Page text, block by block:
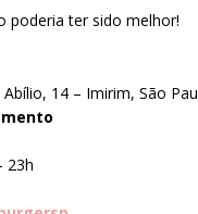
poderia ter sido melhor!
Abílio, 14 – Imirim, São
23h